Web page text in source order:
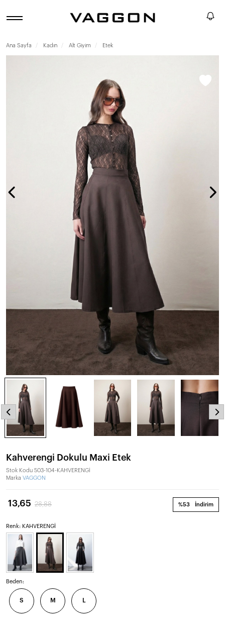
Ana Sayfa Kadın Alt Giyim Etek
Kahverengi Dokulu Maxi Etek
Stok Kodu 503-104-KAHVERENGİ
Marka VAGGON
%53 İndirim
13,65 28,88
Renk: KAHVERENGİ
Beden:
S M L